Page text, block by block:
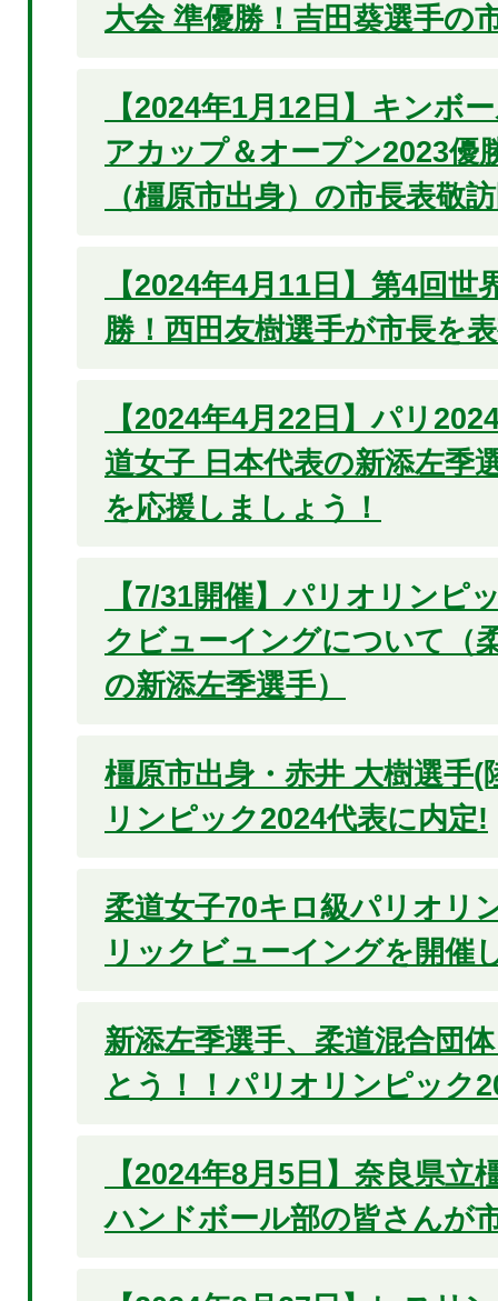
大会 準優勝！吉田葵選手の
【2024年1月12日】キンボ
アカップ＆オープン2023優
（橿原市出身）の市長表敬
【2024年4月11日】第4回世
勝！西田友樹選手が市長を
【2024年4月22日】パリ
道女子 日本代表の新添左季
を応援しましょう！
【7/31開催】パリオリンピ
クビューイングについて（
の新添左季選手）
橿原市出身・赤井 大樹選手
リンピック2024代表に内定!
柔道女子70キロ級パリオリ
リックビューイングを開催
新添左季選手、柔道混合団
とう！！パリオリンピック
【2024年8月5日】奈良県立
ハンドボール部の皆さんが